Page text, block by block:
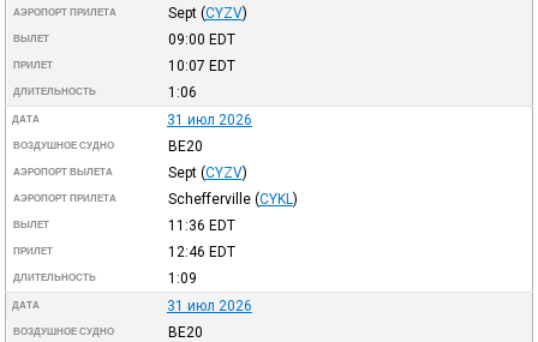
АЭРОПОРТ ПРИЛЕТА Sept (CYZV)
ВЫЛЕТ 09:00 EDT
ПРИЛЕТ 10:07 EDT
ДЛИТЕЛЬНОСТЬ 1:06
ДАТА 31 июл 2026
ВОЗДУШНОЕ СУДНО BE20
АЭРОПОРТ ВЫЛЕТА Sept (CYZV)
АЭРОПОРТ ПРИЛЕТА Schefferville (CYKL )
ВЫЛЕТ 11:36 EDT
ПРИЛЕТ 12:46 EDT
ДЛИТЕЛЬНОСТЬ 1:09
ДАТА 31 июл 2026
ВОЗДУШНОЕ СУДНО BE20